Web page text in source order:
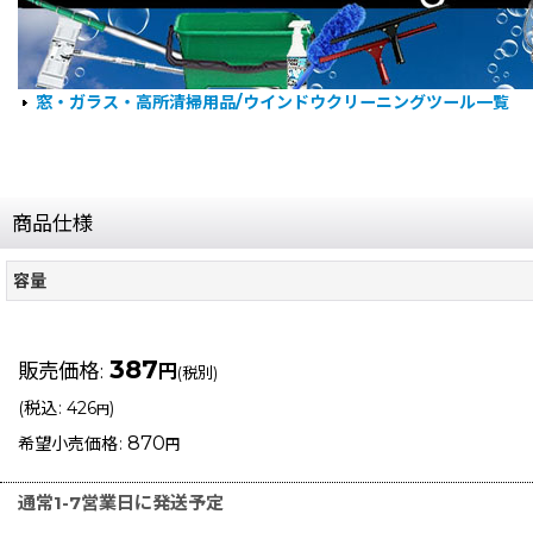
窓・ガラス・高所清掃用品/ウインドウクリーニングツール一覧
商品仕様
容量
販売価格: 387 円 (税別)
(税込: 426円)
希望小売価格: 870 円
通常1-7営業日に発送予定